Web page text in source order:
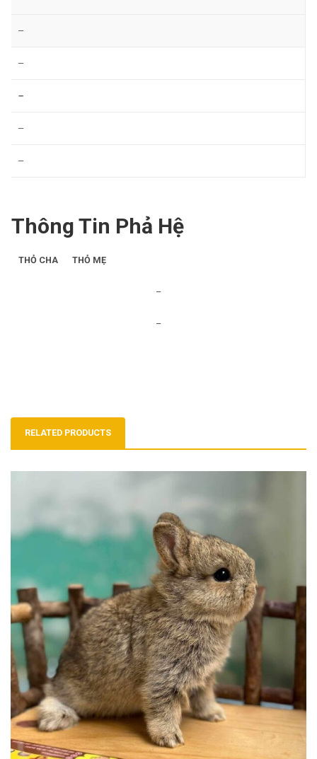
–
–
–
–
–
Thông Tin Phả Hệ
THỎ CHA THỎ MẸ
–
–
RELATED PRODUCTS